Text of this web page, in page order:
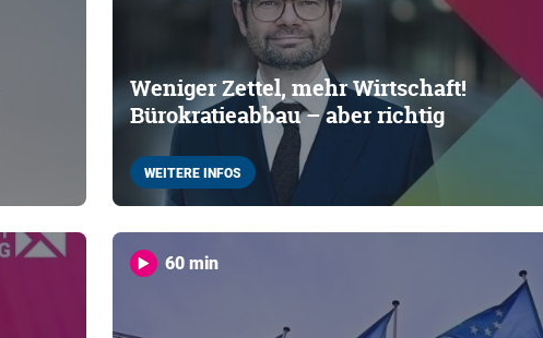
Weniger Zettel, mehr Wirtschaft!
Bürokratieabbau – aber richtig
WEITERE INFOS
60 min